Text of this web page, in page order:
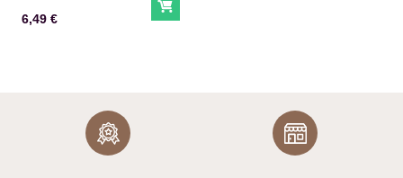
Cena s DPH
6,49 € Do košíka